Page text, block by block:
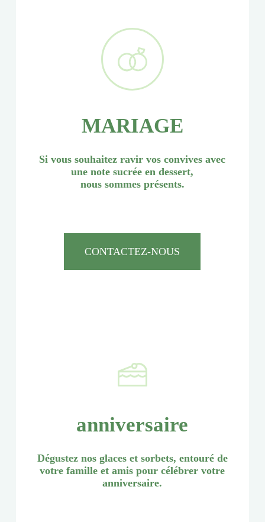
MARIAGE
Si vous souhaitez ravir vos convives avec
une note sucrée en dessert,
nous sommes présents.
CONTACTEZ-NOUS
anniversaire
Dégustez nos glaces et sorbets, entouré de
votre famille et amis pour célébrer votre
anniversaire.